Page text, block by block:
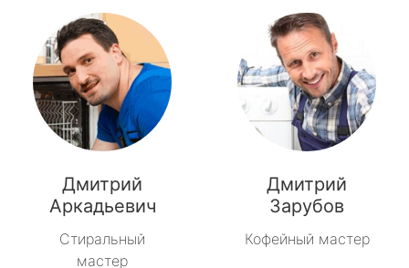
Дмитрий
Аркадьевич
Стиральный
мастер
Дмитрий
Зарубов
Кофейный мастер